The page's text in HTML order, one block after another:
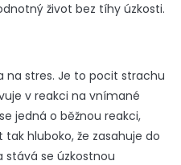
život bez tíhy úzkosti.
na stres. Je to pocit strachu
v reakci na vnímané
jedná o běžnou reakci,
hluboko, že zasahuje do
stává se úzkostnou